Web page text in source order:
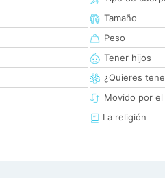
Tamaño
Peso
Tener hijos
¿Quieres
Movido por el
La religión